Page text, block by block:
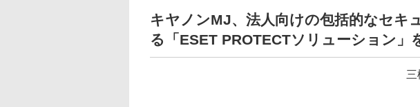
キヤノンMJ、法人向けの包括的なセキ
る「ESET PROTECTソリューション」
三